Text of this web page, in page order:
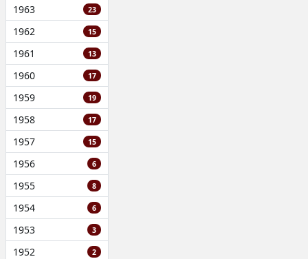
1963 23
1962 15
1961 13
1960 17
1959 19
1958 17
1957 15
1956 6
1955 8
1954 6
1953 3
1952 2